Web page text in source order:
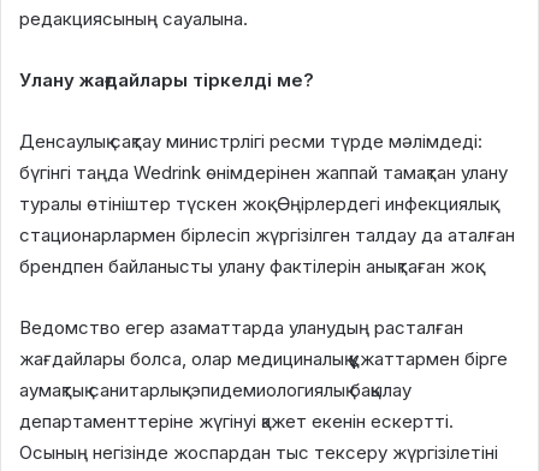
редакциясының сауалына.
Улану жағдайлары тіркелді ме?
Денсаулық сақтау министрлігі ресми түрде мәлімдеді:
бүгінгі таңда Wedrink өнімдерінен жаппай тамақтан улану
туралы өтініштер түскен жоқ. Өңірлердегі инфекциялық
стационарлармен бірлесіп жүргізілген талдау да аталған
брендпен байланысты улану фактілерін анықтаған жоқ.
Ведомство егер азаматтарда уланудың расталған
жағдайлары болса, олар медициналық құжаттармен бірге
аумақтық санитарлық-эпидемиологиялық бақылау
департаменттеріне жүгінуі қажет екенін ескертті.
Осының негізінде жоспардан тыс тексеру жүргізілетіні